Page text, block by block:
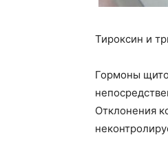
Тироксин и
Гормоны
Отклонения